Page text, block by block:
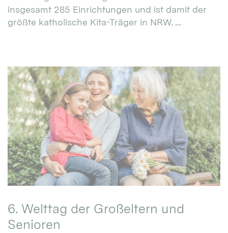
insgesamt 285 Einrichtungen und ist damit der
größte katholische Kita-Träger in NRW. ...
6. Welttag der Großeltern und
Senioren